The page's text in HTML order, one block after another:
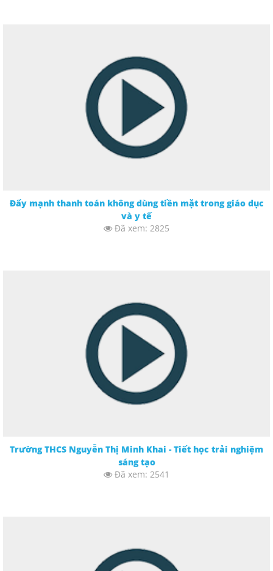
Đẩy mạnh thanh toán không dùng tiền mặt trong giáo dục
và y tế
Đã xem: 2825
Trường THCS Nguyễn Thị Minh Khai - Tiết học trải nghiệm
sáng tạo
Đã xem: 2541